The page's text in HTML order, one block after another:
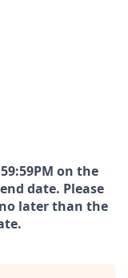
on the
date. Please
later than the